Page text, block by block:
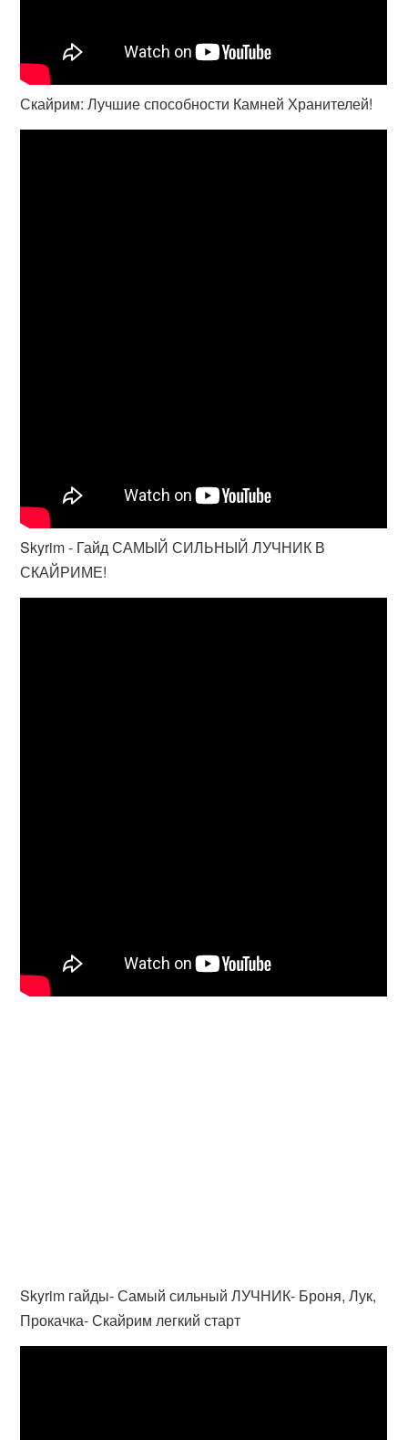
Скайрим: Лучшие способности Камней Хранителей!
Skyrim - Гайд САМЫЙ СИЛЬНЫЙ ЛУЧНИК В
СКАЙРИМЕ!
Skyrim гайды- Самый сильный ЛУЧНИК- Броня, Лук,
Прокачка- Скайрим легкий старт